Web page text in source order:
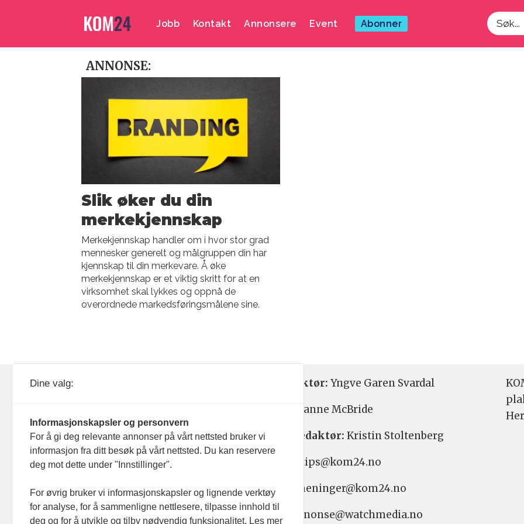
Jobb Kontakt Annonsere Event Abonner
Søk
Emne:
merkekjennskap
ANNONSE:
Slik øker du din
merkekjennskap
Merkekjennskap handler om i hvor stor grad
mennesker generelt og målgruppen din har
kjennskap til din merkevare. Å øke
merkekjennskap er et viktig skritt for at en
virksomhet skal lykkes og oppnå de
overordnede markedsføringsmålene sine.
093 182
Nyhetsredaktør: Yngve Garen Svardal
Hanne McBride
Ansvarlig redaktør: Kristin Stoltenberg
Nyhetstips: tips@kom24.no
Meninger: meninger@kom24.no
Annonse: annonse@watchmedia.no
Dine valg:
Informasjonskapsler og personvern
For å gi deg relevante annonser på vårt nettsted bruker vi
informasjon fra ditt besøk på vårt nettsted. Du kan reservere
deg mot dette under "Innstillinger".
For øvrig bruker vi informasjonskapsler og lignende verktøy
for analyse, for å sammenligne nettlesere, tilpasse innhold til
deg og for å utvikle og tilby nødvendig funksjonalitet. Les mer